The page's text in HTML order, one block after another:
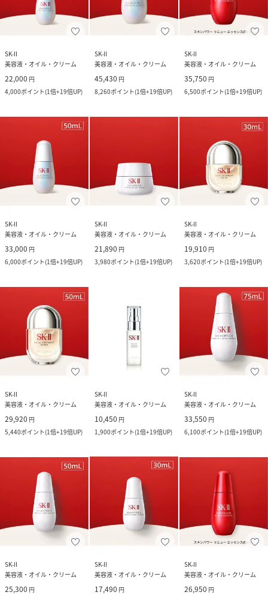
SK-II
美容液・オイル・クリーム
22,000 円
4,000ポイント(1倍+19倍UP)
SK-II
美容液・オイル・クリーム
45,430 円
8,260ポイント(1倍+19倍UP)
SK-II
美容液・オイル・クリーム
35,750 円
6,500ポイント(1倍+19倍UP)
SK-II
美容液・オイル・クリーム
33,000 円
6,000ポイント(1倍+19倍UP)
SK-II
美容液・オイル・クリーム
21,890 円
3,980ポイント(1倍+19倍UP)
SK-II
美容液・オイル・クリーム
19,910 円
3,620ポイント(1倍+19倍UP)
SK-II
美容液・オイル・クリーム
29,920 円
5,440ポイント(1倍+19倍UP)
SK-II
美容液・オイル・クリーム
10,450 円
1,900ポイント(1倍+19倍UP)
SK-II
美容液・オイル・クリーム
33,550 円
6,100ポイント(1倍+19倍UP)
SK-II
美容液・オイル・クリーム
25,300 円
SK-II
美容液・オイル・クリーム
17,490 円
SK-II
美容液・オイル・クリーム
26,950 円